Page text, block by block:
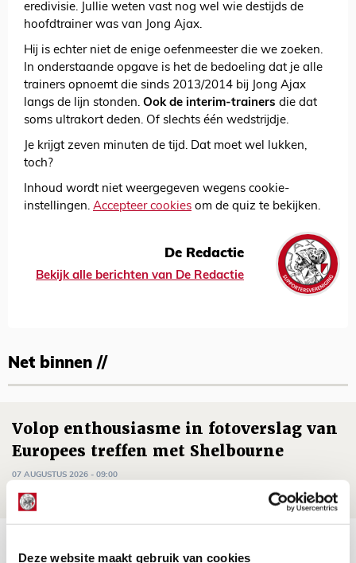
Deze website maakt gebruik van cookies
eredivisie. Jullie weten vast nog wel wie destijds de
hoofdtrainer was van Jong Ajax.
Hij is echter niet de enige oefenmeester die we zoeken.
In onderstaande opgave is het de bedoeling dat je alle
trainers opnoemt die sinds 2013/2014 bij Jong Ajax
langs de lijn stonden. Ook de interim-trainers die dat
soms ultrakort deden. Of slechts één wedstrijdje.
Je krijgt zeven minuten de tijd. Dat moet wel lukken,
toch?
Inhoud wordt niet weergegeven wegens cookie-
instellingen. Accepteer cookies om de quiz te bekijken.
De Redactie
Bekijk alle berichten van De Redactie
Net binnen //
Volop enthousiasme in fotoverslag van
Europees treffen met Shelbourne
07 AUGUSTUS 2026 - 09:00
FOTOVERSLAG